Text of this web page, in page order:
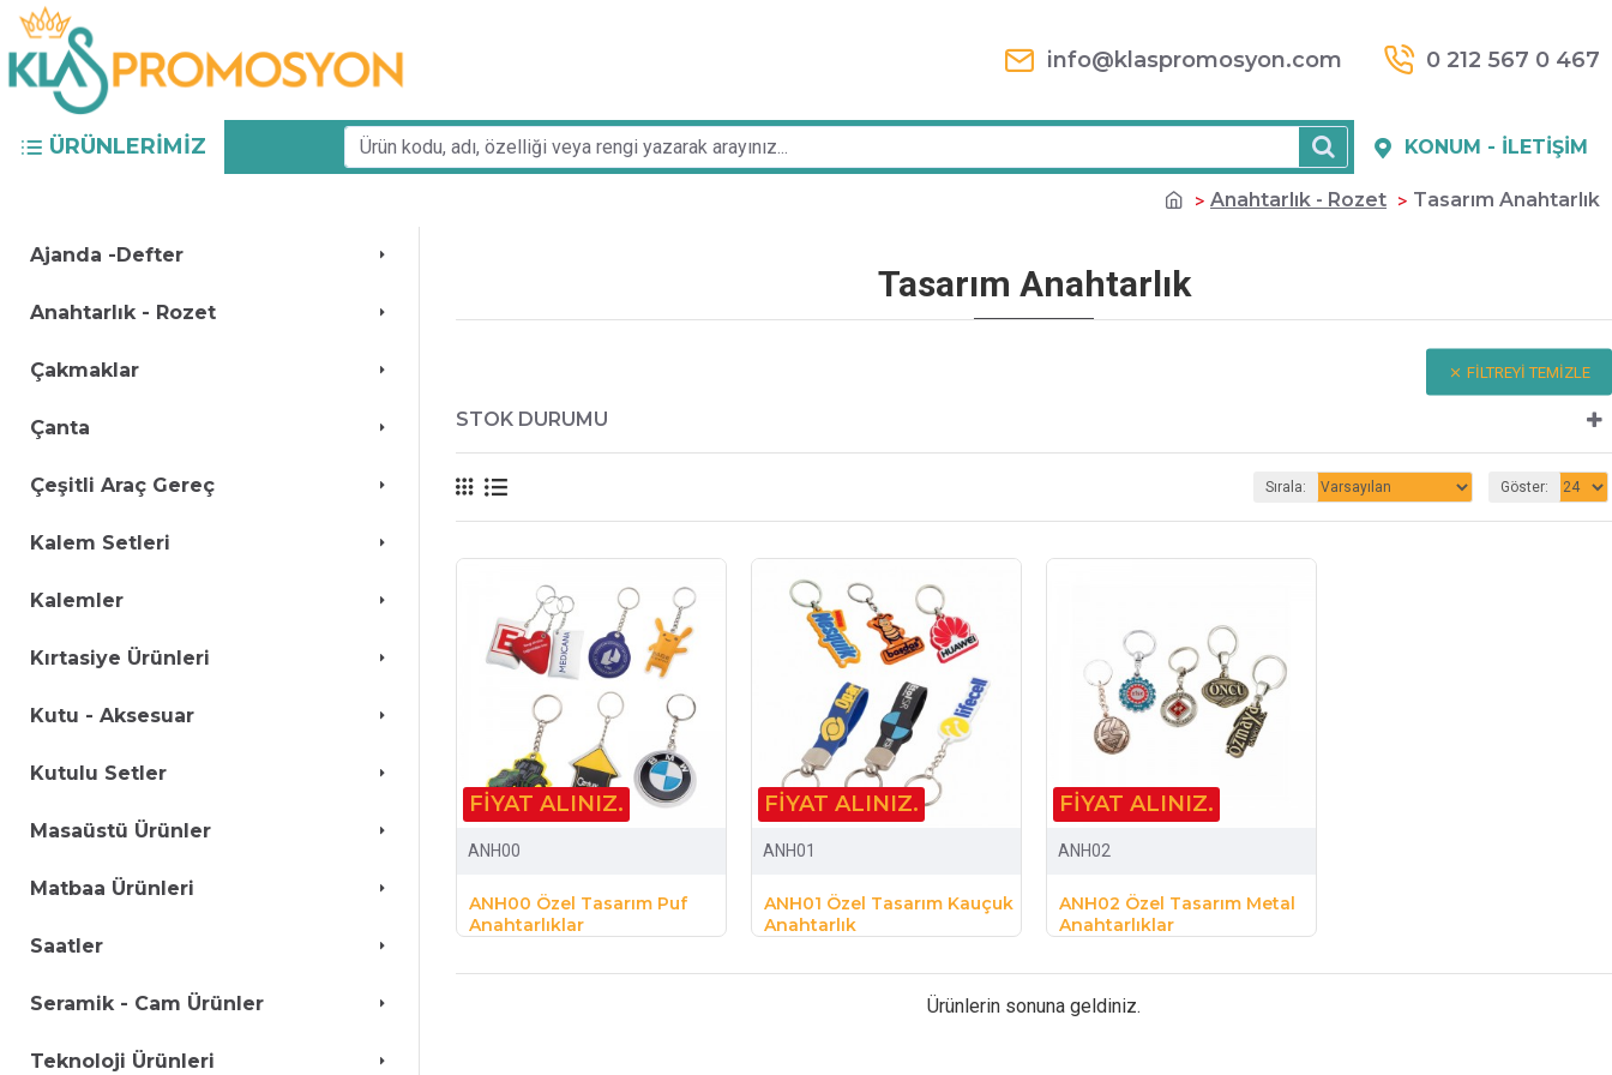
info@klaspromosyon.com 0 212 567 0 467
ÜRÜNLERIMIZ KONUM - İLETIŞIM
Anahtarlık - Rozet Tasarım Anahtarlık
Ajanda -Defter
Anahtarlık - Rozet
Çakmaklar
Çanta
Çeşitli Araç Gereç
Kalem Setleri
Kalemler
Kırtasiye Ürünleri
Kutu - Aksesuar
Kutulu Setler
Masaüstü Ürünler
Matbaa Ürünleri
Saatler
Seramik - Cam Ürünler
Teknoloji Ürünleri
Tasarım Anahtarlık
FILTREYI TEMIZLE
STOK DURUMU
Sırala: Göster:
FIYAT ALINIZ.
ANH00
ANH00 Özel Tasarım Puf
Anahtarlıklar
FIYAT ALINIZ.
ANH01
ANH01 Özel Tasarım Kauçuk
Anahtarlık
FIYAT ALINIZ.
ANH02
ANH02 Özel Tasarım Metal
Anahtarlıklar
Ürünlerin sonuna geldiniz.